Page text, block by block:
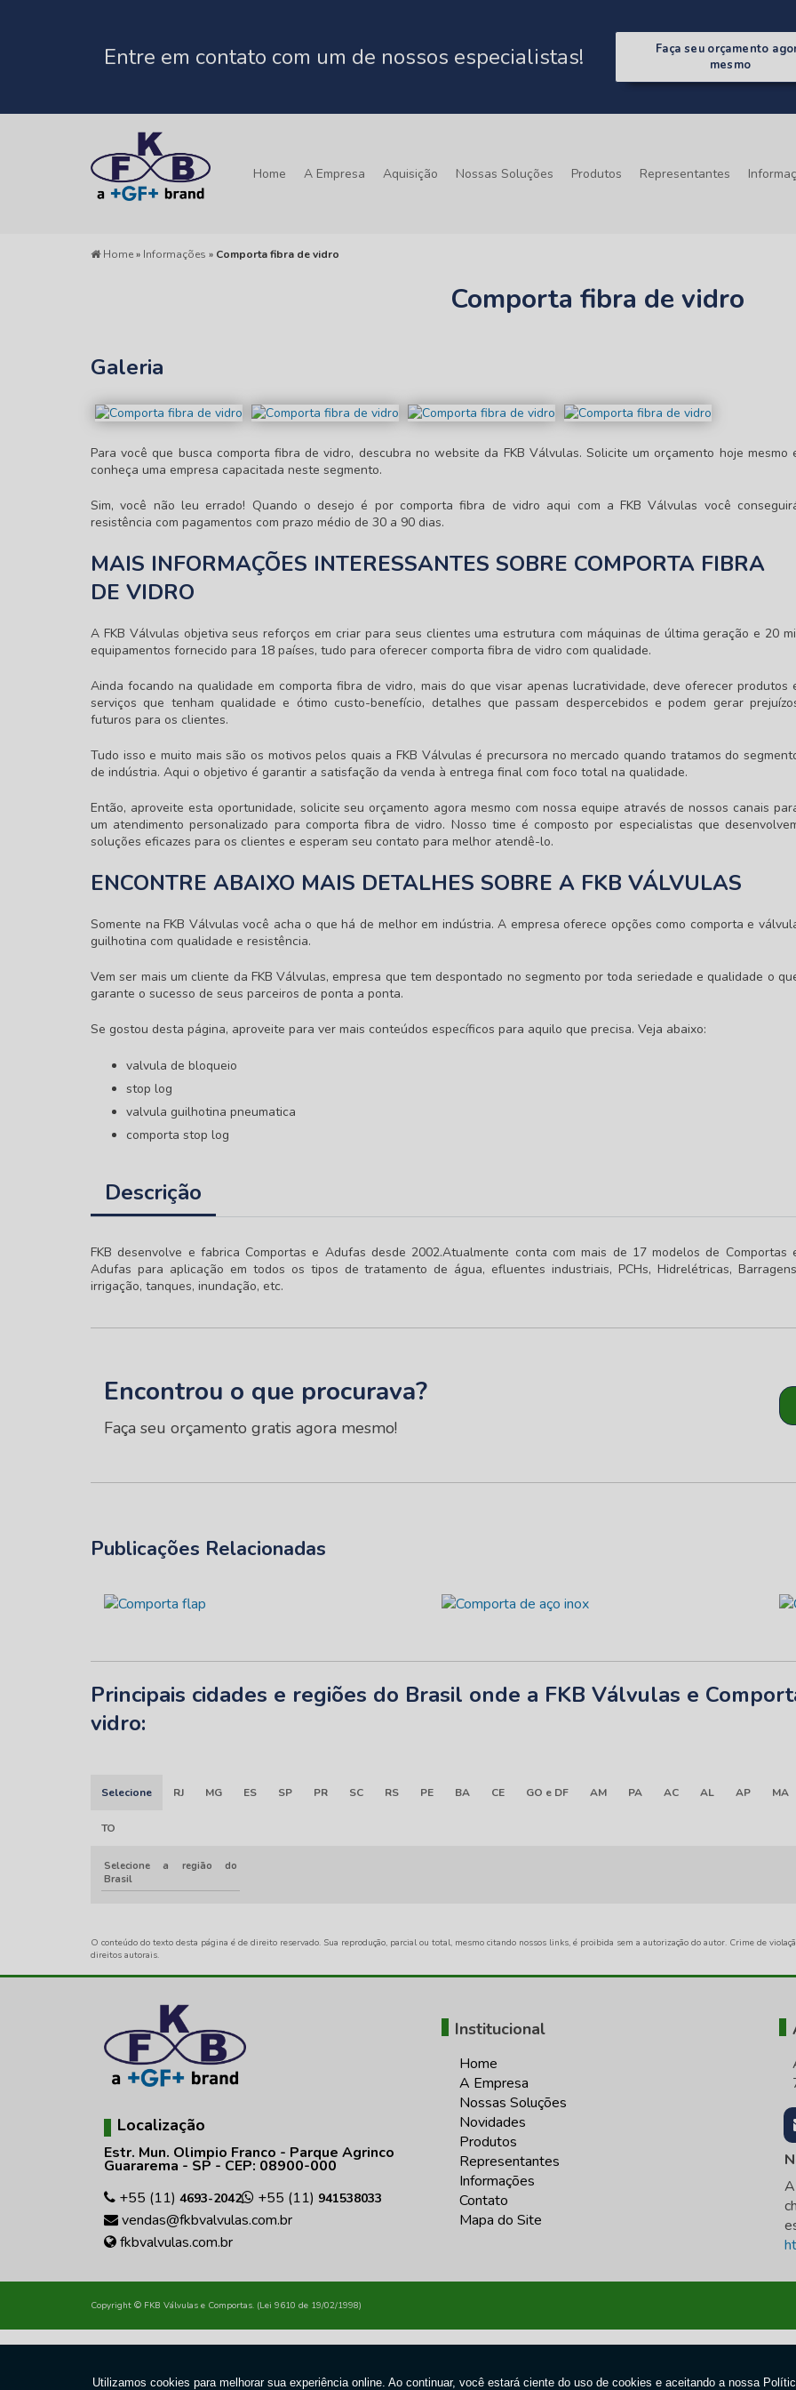
Entre em contato com um de nossos especialistas!
Faça seu orçamento
mesmo
Home A Empresa Aquisição Nossas Soluções Produtos Representantes
Home» Informações » Comporta fibra de vidro
Comporta fibra de vidro
Galeria
Para você que busca comporta fibra de vidro, descubra no website da FKB Válvulas. Solicite um orçamento hoje mesmo
conheça uma empresa capacitada neste segmento.
Sim, você não leu errado! Quando o desejo é por comporta fibra de vidro aqui com a FKB Válvulas você
resistência com pagamentos com prazo médio de 30 a 90 dias.
MAIS INFORMAÇÕES INTERESSANTES SOBRE COMPORTA FIBRA
DE VIDRO
A FKB Válvulas objetiva seus reforços em criar para seus clientes uma estrutura com máquinas de última geração e 20
equipamentos fornecido para 18 países, tudo para oferecer comporta fibra de vidro com qualidade.
Ainda focando na qualidade em comporta fibra de vidro, mais do que visar apenas lucratividade, deve oferecer produtos
serviços que tenham qualidade e ótimo custo-benefício, detalhes que passam despercebidos e podem gerar
futuros para os clientes.
Tudo isso e muito mais são os motivos pelos quais a FKB Válvulas é precursora no mercado quando tratamos do
de indústria. Aqui o objetivo é garantir a satisfação da venda à entrega final com foco total na qualidade.
Então, aproveite esta oportunidade, solicite seu orçamento agora mesmo com nossa equipe através de nossos canais
um atendimento personalizado para comporta fibra de vidro. Nosso time é composto por especialistas que
soluções eficazes para os clientes e esperam seu contato para melhor atendê-lo.
ENCONTRE ABAIXO MAIS DETALHES SOBRE A FKB VÁLVULAS
Somente na FKB Válvulas você acha o que há de melhor em indústria. A empresa oferece opções como comporta e
guilhotina com qualidade e resistência.
Vem ser mais um cliente da FKB Válvulas, empresa que tem despontado no segmento por toda seriedade e qualidade o
garante o sucesso de seus parceiros de ponta a ponta.
Se gostou desta página, aproveite para ver mais conteúdos específicos para aquilo que precisa. Veja abaixo:
valvula de bloqueio
stop log
valvula guilhotina pneumatica
comporta stop log
Descrição
FKB desenvolve e fabrica Comportas e Adufas desde 2002.Atualmente conta com mais de 17 modelos de Comportas
Adufas para aplicação em todos os tipos de tratamento de água, efluentes industriais, PCHs, Hidrelétricas,
irrigação, tanques, inundação, etc.
Encontrou o que procurava?
Faça seu orçamento gratis agora mesmo!
Publicações Relacionadas
Principais cidades e regiões do Brasil onde a FKB Válvulas e
vidro:
Selecione RJ MG ES SP PR SC RS PE BA CE GO e DF AM PA AC AL AP MA
TO
Selecione a região do
Brasil
O conteúdo do texto desta página é de direito reservado. Sua reprodução, parcial ou total, mesmo citando nossos links, é proibida sem a autorização do autor. Crime de
direitos autorais.
Localização
Estr. Mun. Olimpio Franco - Parque Agrinco
Guararema - SP - CEP: 08900-000
+55 (11) 4693-2042 +55 (11) 941538033
vendas@fkbvalvulas.com.br
fkbvalvulas.com.br
Institucional
Home
A Empresa
Nossas Soluções
Novidades
Produtos
Representantes
Informações
Contato
Mapa do Site
Copyright © FKB Válvulas e Comportas. (Lei 9610 de 19/02/1998)